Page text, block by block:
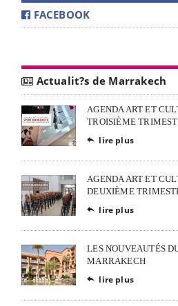
FACEBOOK
Actualit?s de Marrakech
AGENDA ART ET
TROISIÈME
 lire plus
AGENDA ART ET
DEUXIÈME
 lire plus
LES NOUVEAUTÉS
MARRAKECH
 lire plus